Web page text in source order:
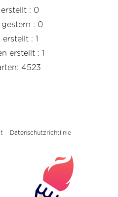
erstellt : 0
gestern : 0
erstellt : 1
erstellt : 1
4523
Datenschutzrichtlinie